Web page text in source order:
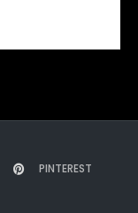
PINTEREST